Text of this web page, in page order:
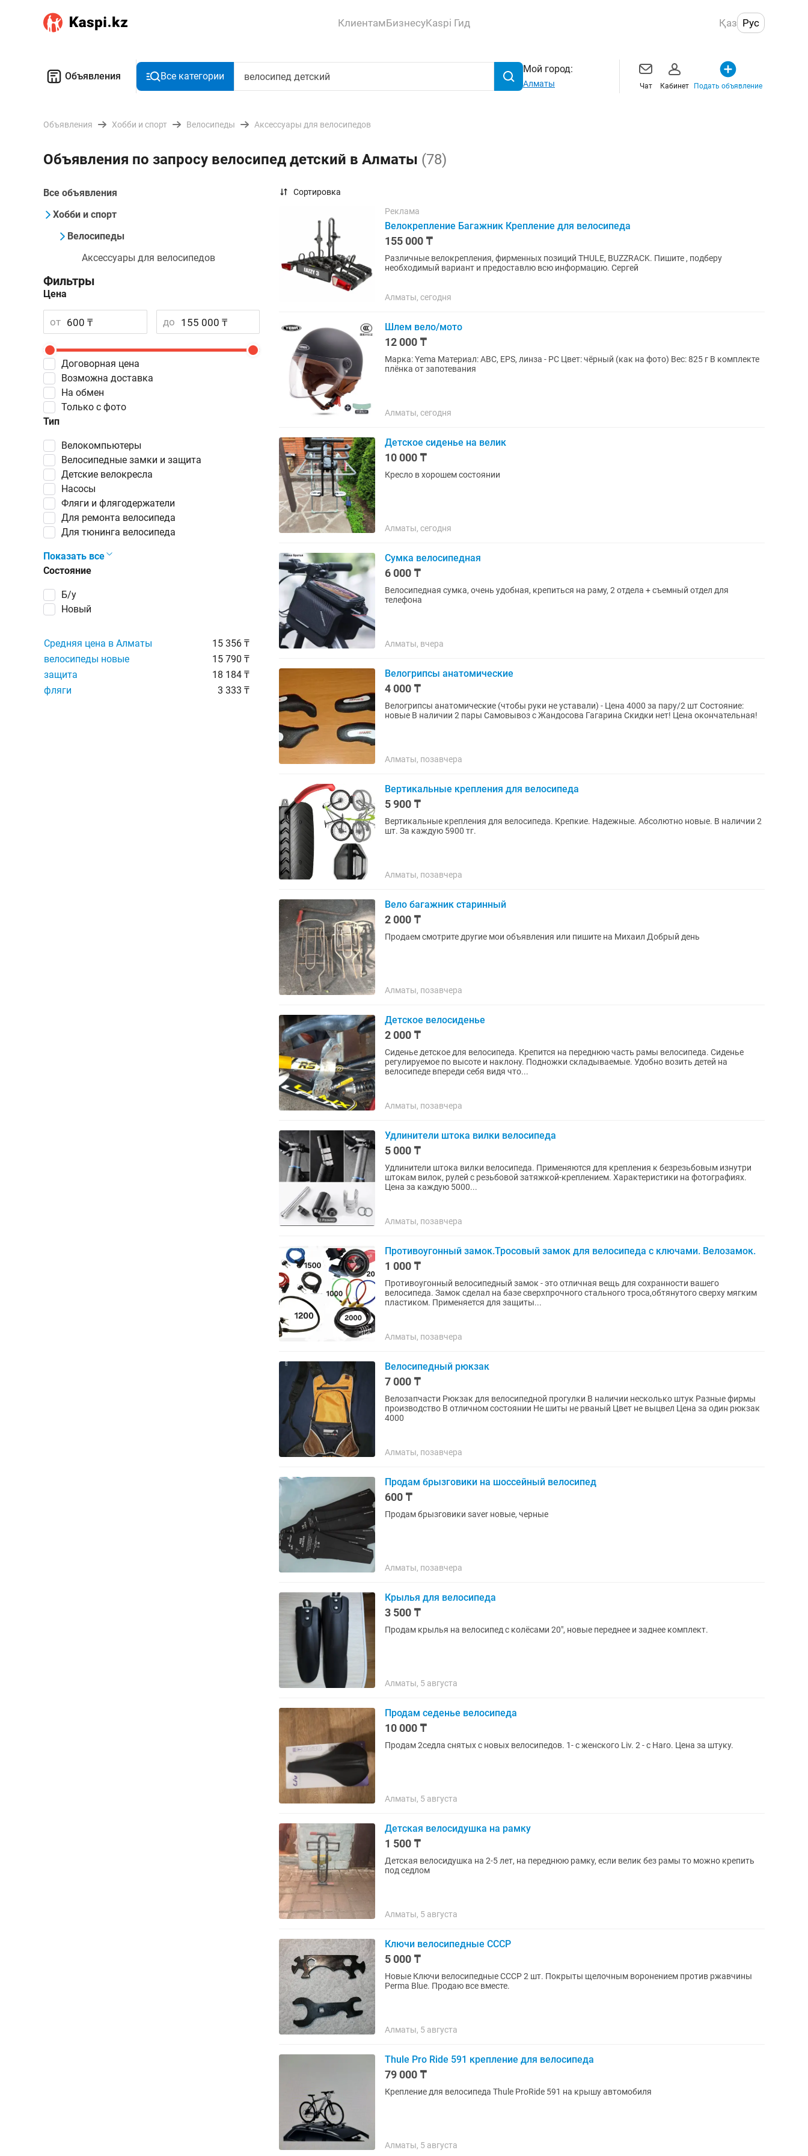
КлиентамБизнесуKaspi Гид Қаз Рус
Объявления Все категории
Мой город:
Алматы Чат Кабинет Подать объявление
Объявления Хобби и спорт Велосипеды Аксессуары для велосипедов
Объявления по запросу велосипед детский в Алматы (78)
Все объявления
Хобби и спорт
Велосипеды
Аксессуары для велосипедов
Фильтры
Цена
от до
Договорная цена
Возможна доставка
Тип
велокомпьютеры
велосипедные замки и защита
детские велокресла
насосы
фляги и флягодержатели
для ремонта велосипеда
для тюнинга велосипеда
Показать все
Состояние
Б/у
Новый
На обмен
Только с фото
Средняя цена в Алматы
15 356 ₸
велосипеды новые
15 790 ₸
защита
18 184 ₸
фляги
3 333 ₸
Сортировка
Реклама
Велокрепление Багажник Крепление для велосипеда
155 000 ₸
Различные велокрепления, фирменных позиций THULE, BUZZRACK. Пишите , подберу
необходимый вариант и предоставлю всю информацию. Сергей
Алматы, сегодня
Шлем вело/мото
12 000 ₸
Марка: Yema Материал: АВС, EPS, линза - PC Цвет: чёрный (как на фото) Вес: 825 г В комплекте
плёнка от запотевания
Алматы, сегодня
Детское сиденье на велик
10 000 ₸
Кресло в хорошем состоянии
Алматы, сегодня
Сумка велосипедная
6 000 ₸
Велосипедная сумка, очень удобная, крепиться на раму, 2 отдела + съемный отдел для
телефона
Алматы, вчера
Велогрипсы анатомические
4 000 ₸
Велогрипсы анатомические (чтобы руки не уставали) - Цена 4000 за пару/2 шт Состояние:
новые В наличии 2 пары Самовывоз с Жандосова Гагарина Скидки нет! Цена окончательная!
Алматы, позавчера
Вертикальные крепления для велосипеда
5 900 ₸
Вертикальные крепления для велосипеда. Крепкие. Надежные. Абсолютно новые. В наличии 2
шт. За каждую 5900 тг.
Алматы, позавчера
Вело багажник старинный
2 000 ₸
Продаем смотрите другие мои объявления или пишите на Михаил Добрый день
Алматы, позавчера
Детское велосиденье
2 000 ₸
Сиденье детское для велосипеда. Крепится на переднюю часть рамы велосипеда. Сиденье
регулируемое по высоте и наклону. Подножки складываемые. Удобно возить детей на
велосипеде впереди себя видя что...
Алматы, позавчера
Удлинители штока вилки велосипеда
5 000 ₸
Удлинители штока вилки велосипеда. Применяются для крепления к безрезьбовым изнутри
штокам вилок, рулей с резьбовой затяжкой-креплением. Характеристики на фотографиях.
Цена за каждую 5000...
Алматы, позавчера
Противоугонный замок.Тросовый замок для велосипеда с ключами. Велозамок.
1 000 ₸
Противоугонный велосипедный замок - это отличная вещь для сохранности вашего
велосипеда. Замок сделал на базе сверхпрочного стального троса,обтянутого сверху мягким
пластиком. Применяется для защиты...
Алматы, позавчера
Велосипедный рюкзак
7 000 ₸
Велозапчасти Рюкзак для велосипедной прогулки В наличии несколько штук Разные фирмы
производство В отличном состоянии Не шиты не рваный Цвет не выцвел Цена за один рюкзак
4000
Алматы, позавчера
Продам брызговики на шоссейный велосипед
600 ₸
Продам брызговики saver новые, черные
Алматы, позавчера
Крылья для велосипеда
3 500 ₸
Продам крылья на велосипед с колёсами 20", новые переднее и заднее комплект.
Алматы, 5 августа
Продам седенье велосипеда
10 000 ₸
Продам 2седла снятых с новых велосипедов. 1- с женского Liv. 2 - с Haro. Цена за штуку.
Алматы, 5 августа
Детская велосидушка на рамку
1 500 ₸
Детская велосидушка на 2-5 лет, на переднюю рамку, если велик без рамы то можно крепить
под седлом
Алматы, 5 августа
Ключи велосипедные СССР
5 000 ₸
Новые Ключи велосипедные СССР 2 шт. Покрыты щелочным воронением против ржавчины
Perma Blue. Продаю все вместе.
Алматы, 5 августа
Thule Pro Ride 591 крепление для велосипеда
79 000 ₸
Крепление для велосипеда Thule ProRide 591 на крышу автомобиля
Алматы, 5 августа